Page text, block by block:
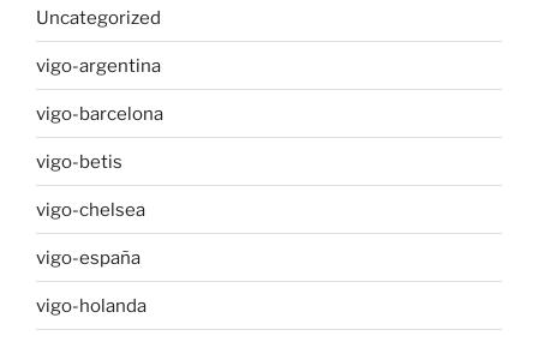
Uncategorized
vigo-argentina
vigo-barcelona
vigo-betis
vigo-chelsea
vigo-españa
vigo-holanda